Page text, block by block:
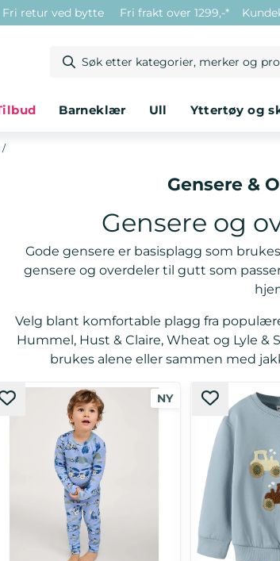
Fri retur ved bytte Fri frakt over 1299,-*
tilbud barneklær ull yttertøy og
/
Gensere &
Gensere og
Gode gensere er basisplagg som
gensere og overdeler til gutt som
Velg blant komfortable plagg fra
Hummel, Hust & Claire, Wheat og Lyle &
brukes alene eller sammen med